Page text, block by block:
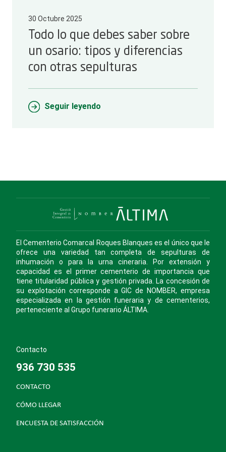
30 Octubre 2025
Todo lo que debes saber sobre
un osario: tipos y diferencias
con otras sepulturas
Seguir leyendo
El Cementerio Comarcal Roques Blanques es el único que le
ofrece una variedad tan completa de sepulturas de
inhumación o para la urna cineraria. Por extensión y
capacidad es el primer cementerio de importancia que
tiene titularidad pública y gestión privada. La concesión de
su explotación corresponde a GIC de NOMBER, empresa
especializada en la gestión funeraria y de cementerios,
perteneciente al Grupo funerario ÁLTIMA.
Contacto
936 730 535
CONTACTO
CÓMO LLEGAR
ENCUESTA DE SATISFACCIÓN